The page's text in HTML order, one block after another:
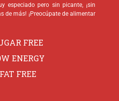
especiado pero sin picante, ¡sin
de más! ¡Preocúpate de alimentar
FREE
ENERGY
FAT FREE